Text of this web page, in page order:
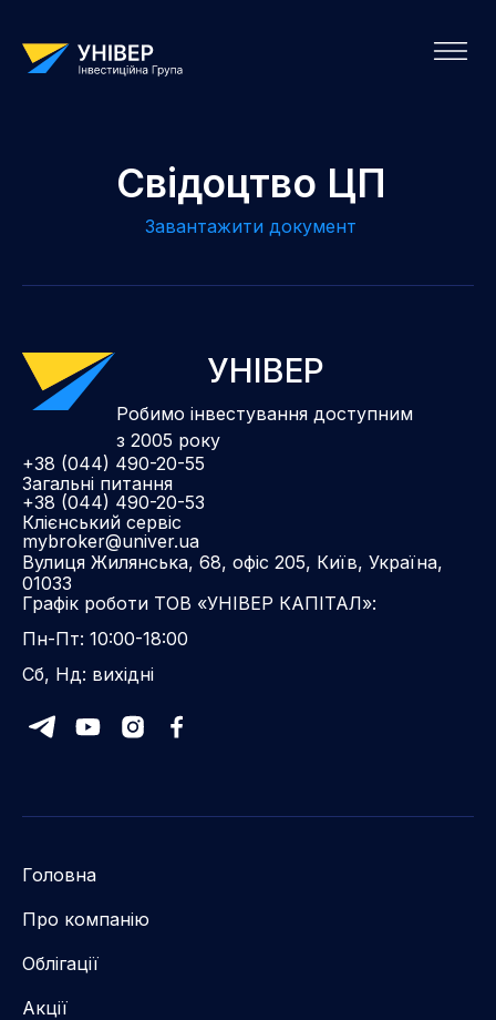
Свідоцтво ЦП
Завантажити документ
УНІВЕР
Робимо інвестування доступним
з 2005 року
+38 (044) 490-20-55
Загальні питання
+38 (044) 490-20-53
Клієнський сервіс
mybroker@univer.ua
Вулиця Жилянська, 68, офіс 205, Київ, Україна,
01033
Графік роботи ТОВ «УНІВЕР КАПІТАЛ»:
Пн-Пт: 10:00-18:00
Сб, Нд: вихідні
Головна
Про компанію
Облігації
Акції